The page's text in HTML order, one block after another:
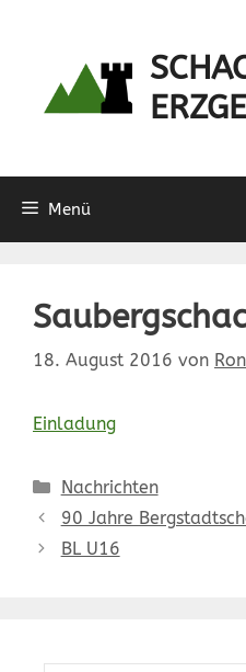
Menü
18. August 2016 von
Einladung
Kategorien
Nachrichten
90 Jahre
BL U16